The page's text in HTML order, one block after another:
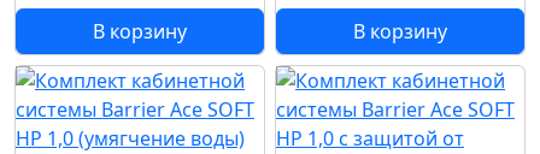
В корзину В корзину